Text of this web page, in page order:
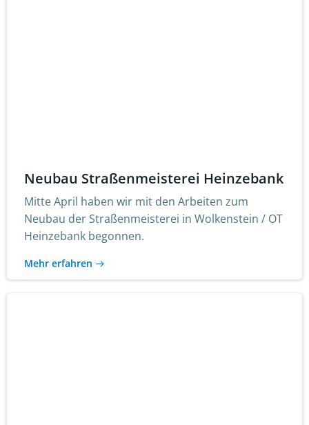
Neubau Straßenmeisterei Heinzebank
Mitte April haben wir mit den Arbeiten zum
Neubau der Straßenmeisterei in Wolkenstein / OT
Heinzebank begonnen.
Mehr erfahren